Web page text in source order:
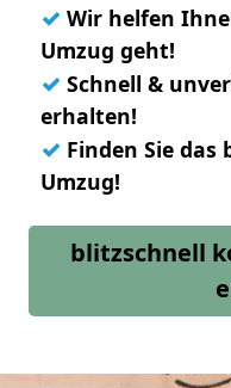
✓ Wir helfen
Umzug geht!
✓ Schnell &
erhalten!
✓ Finden Sie
Umzug!
blitzschnell